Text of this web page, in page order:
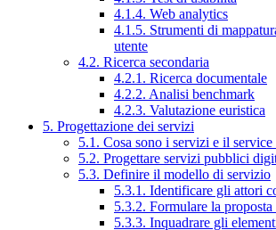
4.1.4. Web analytics
4.1.5. Strumenti di
utente
4.2. Ricerca secondaria
4.2.1. Ricerca documentale
4.2.2. Analisi benchmark
4.2.3. Valutazione euristica
5. Progettazione dei servizi
5.1. Cosa sono i servizi e il service
5.2. Progettare servizi pubblici
5.3. Definire il modello di servizio
5.3.1. Identificare gli attori
5.3.2. Formulare la
5.3.3. Inquadrare gli